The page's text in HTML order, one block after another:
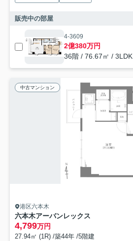
販売中の部屋
4-3609
2億380万円
36階 / 76.67㎡ / 3LDK
中古マンション
港区六本木
六本木アーバンレックス
4,799万円
27.94㎡ (1R) /築44年 /5階建